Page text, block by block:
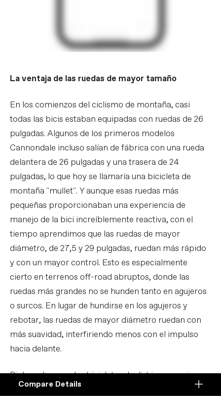
La ventaja de las ruedas de mayor tamaño
En los comienzos del ciclismo de montaña, casi
todas las bicis estaban equipadas con ruedas de 26
pulgadas. Algunos de los primeros modelos
Cannondale incluso salían de fábrica con una rueda
delantera de 26 pulgadas y una trasera de 24
pulgadas, lo que hoy se llamaría una bicicleta de
montaña "mullet". Y aunque esas ruedas más
pequeñas proporcionaban una experiencia de
manejo de la bici increíblemente reactiva, con el
tiempo aprendimos que las ruedas de mayor
diámetro, de 27,5 y 29 pulgadas, ruedan más rápido
y con un mayor control. Esto es especialmente
cierto en terrenos off-road abruptos, donde las
ruedas más grandes no se hunden tanto en agujeros
o surcos. En lugar de hundirse en los agujeros y
rebotar, las ruedas de mayor diámetro ruedan con
más suavidad, interfiriendo menos con el impulso
hacia delante.
Dicho esto, para las bicicletas de dirt jump se siguen
prefiriendo las ruedas de 26 pulgadas, ya que
Compare
Compare Details